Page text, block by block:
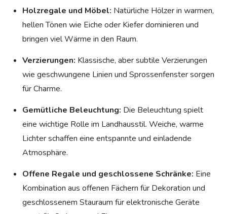
Holzregale und Möbel: Natürliche Hölzer in warmen,
hellen Tönen wie Eiche oder Kiefer dominieren und
bringen viel Wärme in den Raum.
Verzierungen: Klassische, aber subtile Verzierungen
wie geschwungene Linien und Sprossenfenster sorgen
für Charme.
Gemütliche Beleuchtung: Die Beleuchtung spielt
eine wichtige Rolle im Landhausstil. Weiche, warme
Lichter schaffen eine entspannte und einladende
Atmosphäre.
Offene Regale und geschlossene Schränke: Eine
Kombination aus offenen Fächern für Dekoration und
geschlossenem Stauraum für elektronische Geräte